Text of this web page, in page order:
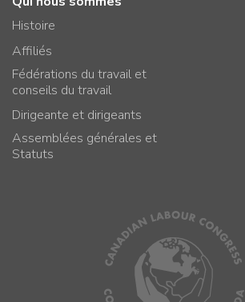
Histoire
Affiliés
Fédérations du travail et
conseils du travail
Dirigeante et dirigeants
Assemblées générales et
Statuts